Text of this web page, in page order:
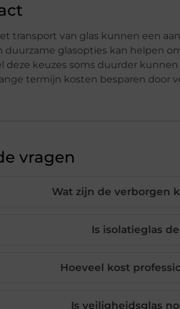
transport van glas kunnen een
duurzame glasopties kan helpen
deze keuzes soms duurder
termijn kosten besparen door
vragen
Wat zijn de verborgen
Is isolatieglas
Hoeveel kost
Is veiligheidsglas